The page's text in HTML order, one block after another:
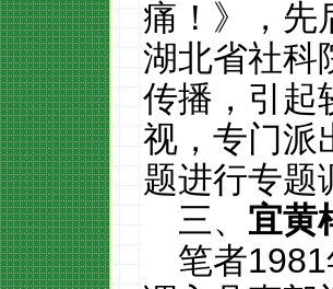
痛！》，先
湖北省社科
传播，引起
视，专门派
题进行专题
三、 宜黄
笔者1981